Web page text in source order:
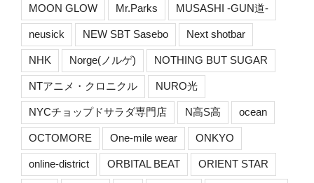
MOON GLOW Mr.Parks MUSASHI -GUN道-
neusick NEW SBT Sasebo Next shotbar
NHK Norge(ノルゲ) NOTHING BUT SUGAR
NTアニメ・クロニクル NURO光
NYCチョップドサラダ専門店 N高S高 ocean
OCTOMORE One-mile wear ONKYO
online-district ORBITAL BEAT ORIENT STAR